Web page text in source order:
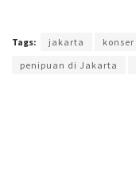
Tags: jakarta
penipuan di Jakarta